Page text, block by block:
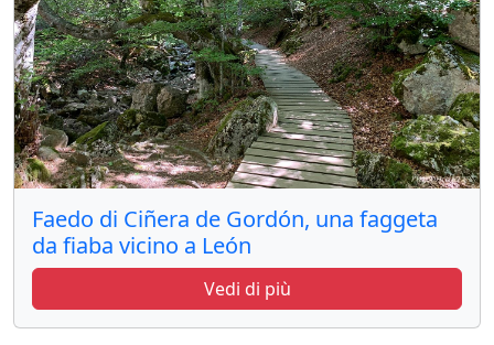
Faedo di Ciñera de Gordón, una faggeta
da fiaba vicino a León
Vedi di più